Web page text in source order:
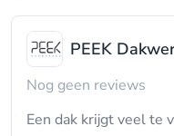
PEEK
Nog geen reviews
Een dak krijgt veel te